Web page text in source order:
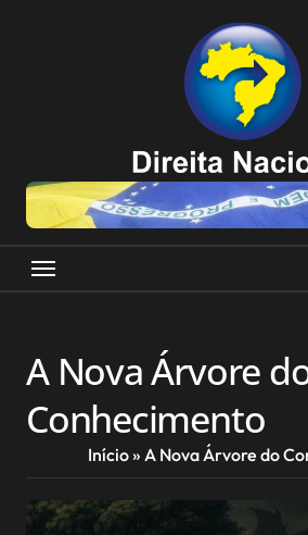
A Nova Árvore
Conhecimento
Início» A Nova Árvore do